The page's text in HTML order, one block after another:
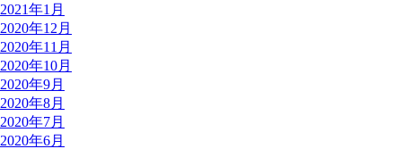
2021年1月
2020年12月
2020年11月
2020年10月
2020年9月
2020年8月
2020年7月
2020年6月